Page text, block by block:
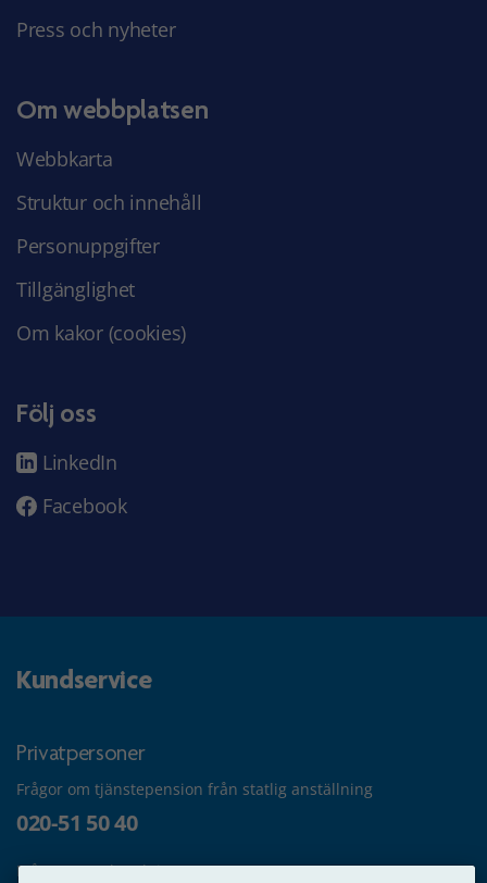
Press och nyheter
Om webbplatsen
Webbkarta
Struktur och innehåll
Personuppgifter
Tillgänglighet
Om kakor (cookies)
Följ oss
LinkedIn
Facebook
Kundservice
Privatpersoner
Frågor om tjänstepension från statlig anställning
020-51 50 40
Frågor om utbetalning